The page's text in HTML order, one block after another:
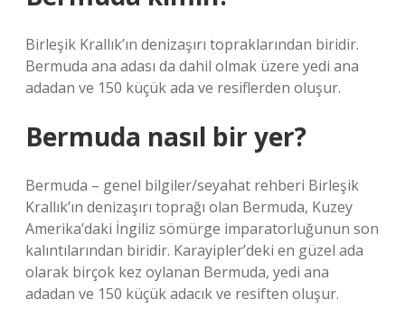
Birleşik Krallık’ın denizaşırı topraklarından biridir.
Bermuda ana adası da dahil olmak üzere yedi ana
adadan ve 150 küçük ada ve resiflerden oluşur.
Bermuda nasıl bir yer?
Bermuda – genel bilgiler/seyahat rehberi Birleşik
Krallık’ın denizaşırı toprağı olan Bermuda, Kuzey
Amerika’daki İngiliz sömürge imparatorluğunun son
kalıntılarından biridir. Karayipler’deki en güzel ada
olarak birçok kez oylanan Bermuda, yedi ana
adadan ve 150 küçük adacık ve resiften oluşur.